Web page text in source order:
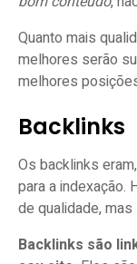
Quanto mais
melhores serão
melhores
Backlinks
Os backlinks
para a indexação.
de qualidade,
Backlinks são